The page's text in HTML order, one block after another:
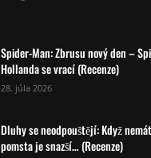
Spider-Man: Zbrusu nový den –
Hollanda se vrací (Recenze)
28. júla 2026
Dluhy se neodpouštějí: Když
pomsta je snazší… (Recenze)